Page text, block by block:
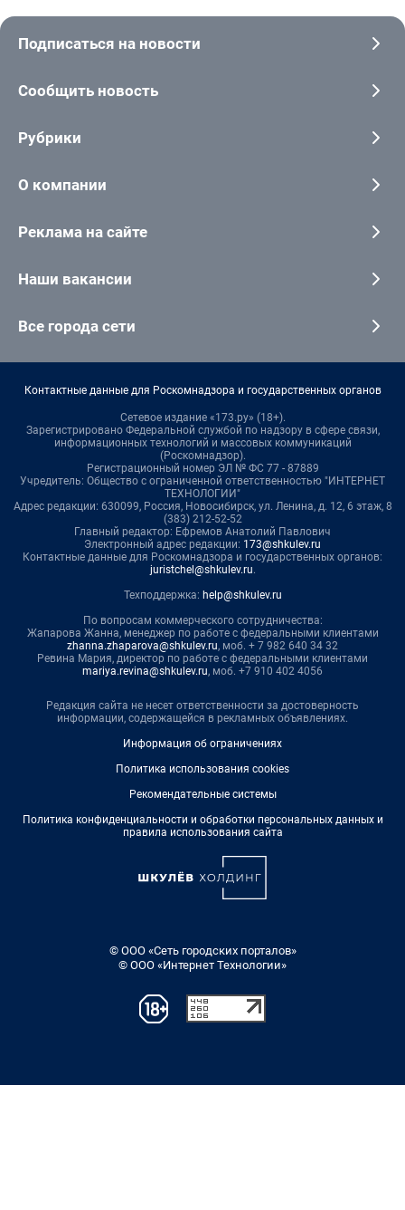
Подписаться на новости
Сообщить новость
Рубрики
О компании
Реклама на сайте
Наши вакансии
Все города сети
Контактные данные для Роскомнадзора и государственных органов
Сетевое издание «173.ру» (18+).
Зарегистрировано Федеральной службой по надзору в сфере связи,
информационных технологий и массовых коммуникаций
(Роскомнадзор).
Регистрационный номер ЭЛ № ФС 77 - 87889
Учредитель: Общество с ограниченной ответственностью "ИНТЕРНЕТ
ТЕХНОЛОГИИ"
Адрес редакции: 630099, Россия, Новосибирск, ул. Ленина, д. 12, 6 этаж, 8
(383) 212-52-52
Главный редактор: Ефремов Анатолий Павлович
Электронный адрес редакции: 173@shkulev.ru
Контактные данные для Роскомнадзора и государственных органов:
juristchel@shkulev.ru.
Техподдержка: help@shkulev.ru
По вопросам коммерческого сотрудничества:
Жапарова Жанна, менеджер по работе с федеральными клиентами
zhanna.zhaparova@shkulev.ru, моб. + 7 982 640 34 32
Ревина Мария, директор по работе с федеральными клиентами
mariya.revina@shkulev.ru, моб. +7 910 402 4056
Редакция сайта не несет ответственности за достоверность
информации, содержащейся в рекламных объявлениях.
Информация об ограничениях
Политика использования cookies
Рекомендательные системы
Политика конфиденциальности и обработки персональных данных и
правила использования сайта
© ООО «Сеть городских порталов»
© ООО «Интернет Технологии»